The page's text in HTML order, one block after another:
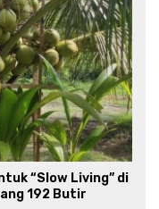
“Slow Living” di
192 Butir